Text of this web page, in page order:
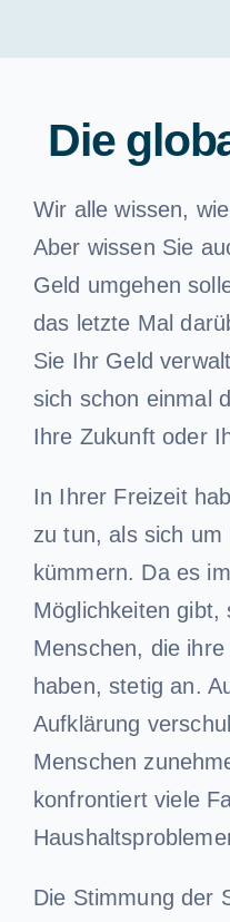
Unsere
Die
Wir alle wissen,
Aber wissen Sie
Geld umgehen
das letzte Mal
Sie Ihr Geld
sich schon einmal
Ihre Zukunft oder
In Ihrer Freizeit
zu tun, als sich um
kümmern. Da es
Möglichkeiten gibt,
Menschen, die
haben, stetig an.
Aufklärung
Menschen
konfrontiert viele
Die Stimmung der